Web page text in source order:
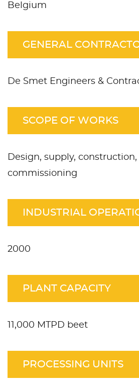
Belgium
GENERAL
De Smet Engineers &
SCOPE OF WORKS
Design, supply,
commissioning
INDUSTRIAL
2000
PLANT CAPACITY
11,000 MTPD beet
PROCESSING UNITS